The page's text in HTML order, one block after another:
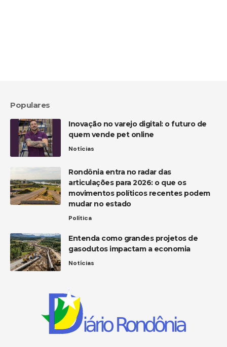
Populares
Inovação no varejo digital: o futuro de
quem vende pet online
Notícias
Rondônia entra no radar das
articulações para 2026: o que os
movimentos políticos recentes podem
mudar no estado
Política
Entenda como grandes projetos de
gasodutos impactam a economia
Notícias